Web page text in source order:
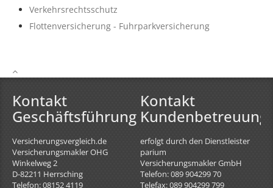
Verkehrsrechtsschutz
Flottenversicherung - Fuhrparkversicherung
Kontakt
Geschäftsführung
Versicherungsvergleich.de
Versicherungsmakler OHG
Winkelweg 2
D-82211 Herrsching
Telefon: 08152 4119
Kontakt
Kundenbetreuung
erfolgt durch den Dienstleister
parium
Versicherungsmakler GmbH
Telefon: 089 904299 70
Telefax: 089 904299 799